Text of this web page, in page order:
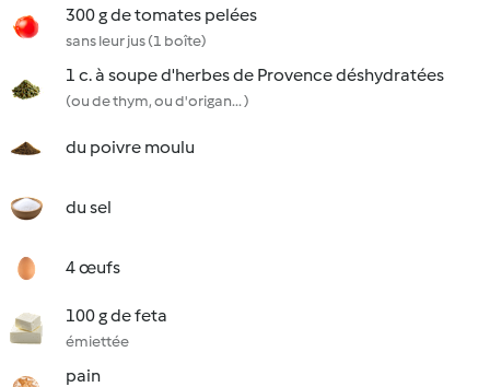
300 g de tomates pelées
sans leur jus (1 boîte)
1 c. à soupe d'herbes de Provence déshydratées
(ou de thym, ou d'origan... )
du poivre moulu
du sel
4 œufs
100 g de feta
émiettée
pain